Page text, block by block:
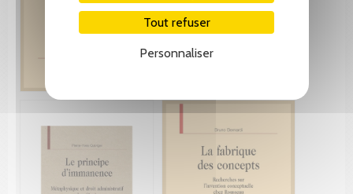
Tout refuser
Personnaliser